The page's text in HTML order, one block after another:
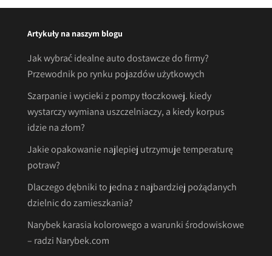
Artykuły na naszym blogu
Jak wybrać idealne auto dostawcze do firmy?
Przewodnik po rynku pojazdów użytkowych
Szarpanie i wycieki z pompy tłoczkowej. kiedy
wystarczy wymiana uszczelniaczy, a kiedy korpus
idzie na złom?
Jakie opakowanie najlepiej utrzymuje temperaturę
potraw?
Dlaczego dębniki to jedna z najbardziej pożądanych
dzielnic do zamieszkania?
Narybek karasia kolorowego a warunki środowiskowe
– radzi Narybek.com